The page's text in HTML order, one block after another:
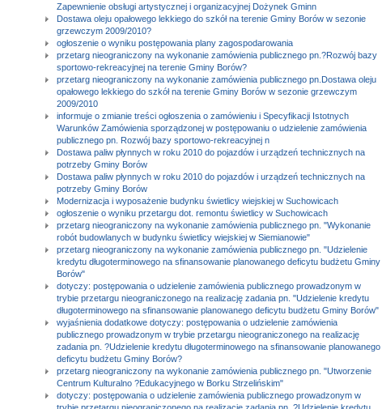
Zapewnienie obsługi artystycznej i organizacyjnej Dożynek Gminn
Dostawa oleju opałowego lekkiego do szkół na terenie Gminy Borów w sezonie
grzewczym 2009/2010?
ogłoszenie o wyniku postępowania plany zagospodarowania
przetarg nieograniczony na wykonanie zamówienia publicznego pn.?Rozwój bazy
sportowo-rekreacyjnej na terenie Gminy Borów?
przetarg nieograniczony na wykonanie zamówienia publicznego pn.Dostawa oleju
opałowego lekkiego do szkół na terenie Gminy Borów w sezonie grzewczym
2009/2010
informuje o zmianie treści ogłoszenia o zamówieniu i Specyfikacji Istotnych
Warunków Zamówienia sporządzonej w postępowaniu o udzielenie zamówienia
publicznego pn. Rozwój bazy sportowo-rekreacyjnej n
Dostawa paliw płynnych w roku 2010 do pojazdów i urządzeń technicznych na
potrzeby Gminy Borów
Dostawa paliw płynnych w roku 2010 do pojazdów i urządzeń technicznych na
potrzeby Gminy Borów
Modernizacja i wyposażenie budynku świetlicy wiejskiej w Suchowicach
ogłoszenie o wyniku przetargu dot. remontu świetlicy w Suchowicach
przetarg nieograniczony na wykonanie zamówienia publicznego pn. "Wykonanie
robót budowlanych w budynku świetlicy wiejskiej w Siemianowie"
przetarg nieograniczony na wykonanie zamówienia publicznego pn. "Udzielenie
kredytu długoterminowego na sfinansowanie planowanego deficytu budżetu Gminy
Borów"
dotyczy: postępowania o udzielenie zamówienia publicznego prowadzonym w
trybie przetargu nieograniczonego na realizację zadania pn. "Udzielenie kredytu
długoterminowego na sfinansowanie planowanego deficytu budżetu Gminy Borów"
wyjaśnienia dodatkowe dotyczy: postępowania o udzielenie zamówienia
publicznego prowadzonym w trybie przetargu nieograniczonego na realizację
zadania pn. ?Udzielenie kredytu długoterminowego na sfinansowanie planowanego
deficytu budżetu Gminy Borów?
przetarg nieograniczony na wykonanie zamówienia publicznego pn. "Utworzenie
Centrum Kulturalno ?Edukacyjnego w Borku Strzelińskim"
dotyczy: postępowania o udzielenie zamówienia publicznego prowadzonym w